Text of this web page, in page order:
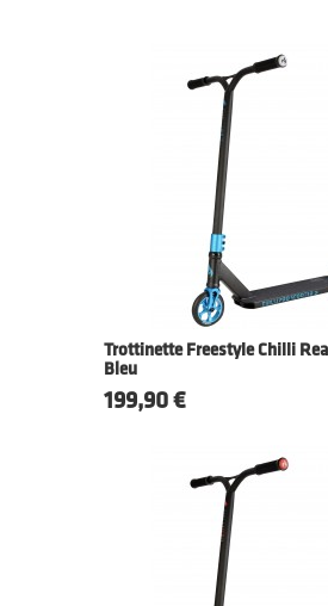
Trottinette Freestyle Chilli
Bleu
Prix
199,90 €